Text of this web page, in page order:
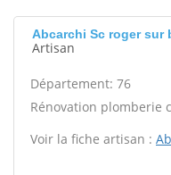
Abcarchi Sc roger sur
Artisan
Département: 76
Rénovation plomberie
Voir la fiche artisan :